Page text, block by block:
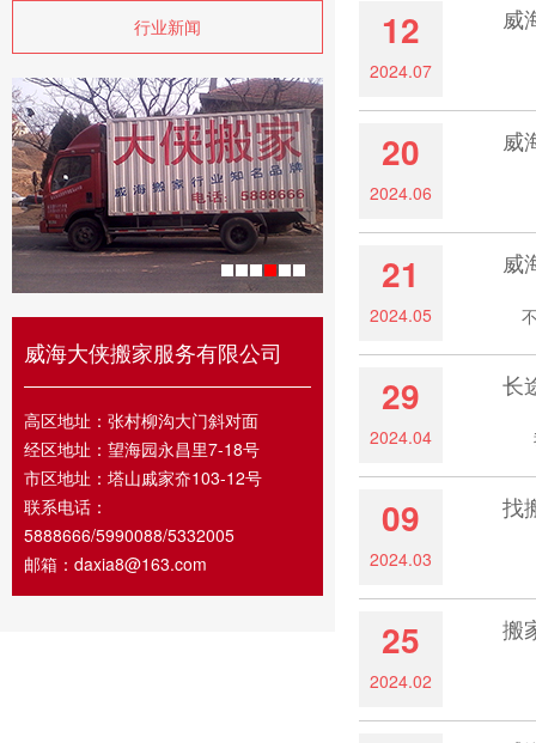
行业新闻
威海大侠搬家服务有限公司
高区地址：张村柳沟大门斜对面
经区地址：望海园永昌里7-18号
市区地址：塔山戚家夼103-12号
联系电话：
5888666/5990088/5332005
邮箱：daxia8@163.com
12
2024.07
威
20
2024.06
威
21
2024.05
威
不
29
2024.04
长
我
09
2024.03
找
25
2024.02
搬